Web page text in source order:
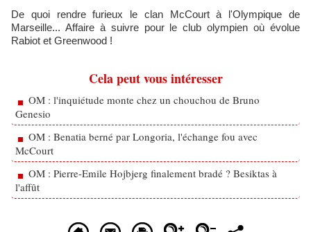
De quoi rendre furieux le clan McCourt à l'Olympique de
Marseille... Affaire à suivre pour le club olympien où évolue
Rabiot et Greenwood !
Cela peut vous intéresser
OM : l'inquiétude monte chez un chouchou de Bruno
Genesio
OM : Benatia berné par Longoria, l'échange fou avec
McCourt
OM : Pierre-Emile Hojbjerg finalement bradé ? Besiktas à
l'affût